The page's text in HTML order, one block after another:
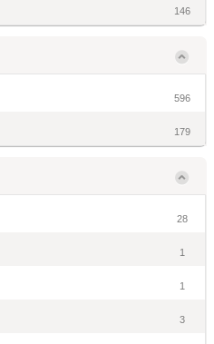
146
596
179
28
1
1
3